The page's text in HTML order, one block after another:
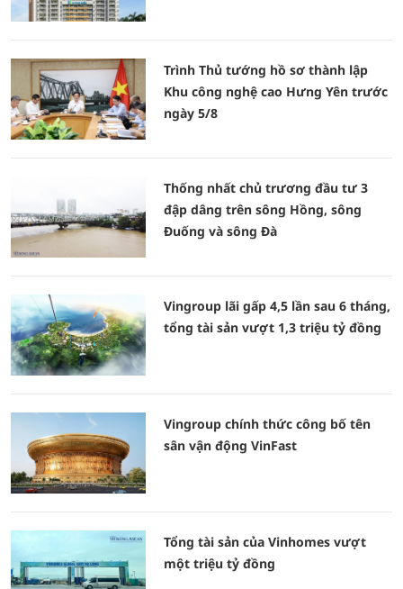
Trình Thủ tướng hồ sơ thành lập
Khu công nghệ cao Hưng Yên trước
ngày 5/8
Thống nhất chủ trương đầu tư 3
đập dâng trên sông Hồng, sông
Đuống và sông Đà
Vingroup lãi gấp 4,5 lần sau 6 tháng,
tổng tài sản vượt 1,3 triệu tỷ đồng
Vingroup chính thức công bố tên
sân vận động VinFast
Tổng tài sản của Vinhomes vượt
một triệu tỷ đồng